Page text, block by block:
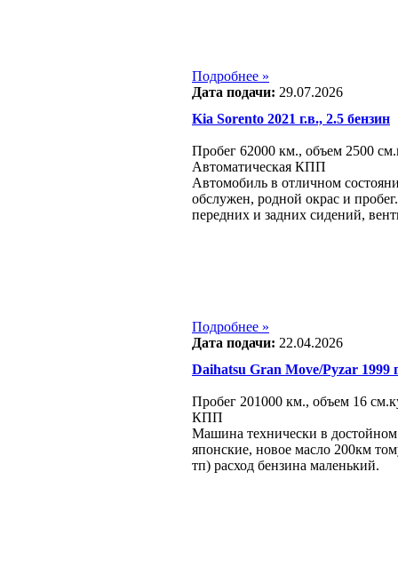
Подробнее »
Дата подачи: 29.07.2026
Kia Sorento 2021 г.в., 2.5 бензин
Пробег 62000 км., объем 2500
Автоматическая КПП
Автомобиль в отличном
обслужен, родной окрас и
передних и задних сидений,
Подробнее »
Дата подачи: 22.04.2026
Daihatsu Gran Move/Pyzar 1999
Пробег 201000 км., объем 16
КПП
Машина технически в
японские, новое масло 200км
тп) расход бензина маленький.